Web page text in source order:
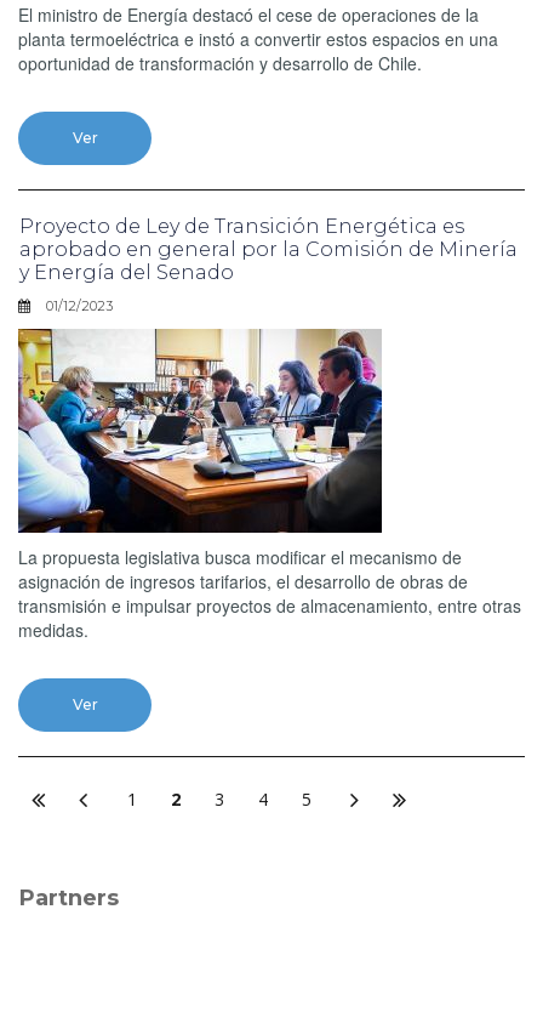
El ministro de Energía destacó el cese de operaciones de la
planta termoeléctrica e instó a convertir estos espacios en una
oportunidad de transformación y desarrollo de Chile.
Ver
Proyecto de Ley de Transición Energética es
aprobado en general por la Comisión de Minería
y Energía del Senado
01/12/2023
La propuesta legislativa busca modificar el mecanismo de
asignación de ingresos tarifarios, el desarrollo de obras de
transmisión e impulsar proyectos de almacenamiento, entre otras
medidas.
Ver
1 2 3 4 5
Partners